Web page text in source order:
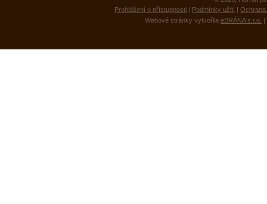
Prohlášení o přístupnosti | Podmínky užití |
Webové stránky vytvořila eBRÁNA s.r.o. |